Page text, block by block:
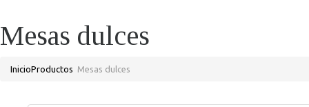
Mesas dulces
InicioProductos Mesas dulces